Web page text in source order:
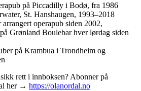
på Piccadilly i Bodø, fra 1986
St. Hanshaugen, 1993–2018
operapub siden 2002,
Grønland Boulebar hver lørdag siden
på Krambua i Trondheim og
rett i innboksen? Abonner på
her → https://olanordal.no